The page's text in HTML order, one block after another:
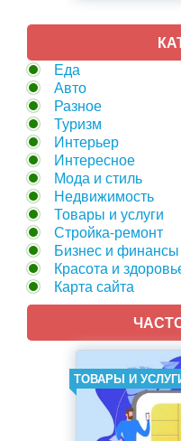
Еда
Авто
Разное
Туризм
Интерьер
Интересное
Мода и стиль
Недвижимость
Товары и услуги
Стройка-ремонт
Бизнес и финансы
Красота и
Карта сайта
ТОВАРЫ И